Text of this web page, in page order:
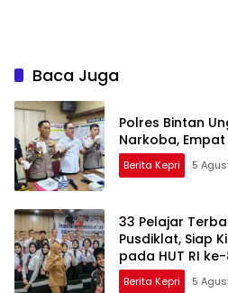
Baca Juga
Polres Bintan
Narkoba,
Berita Kepri 5
33 Pelajar
Pusdiklat, Siap
pada HUT RI ke-
Berita Kepri 5